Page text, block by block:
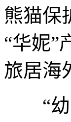
熊猫保
“华妮”
旅居海
“幼崽